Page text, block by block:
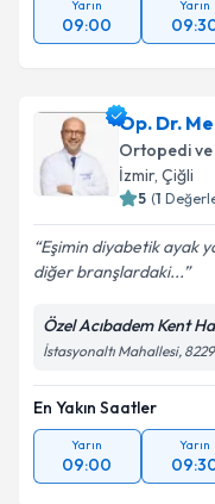
Yarın
09:00
Yarın
Op. Dr.
Ortopedi
İzmir, Çiğli
5 (1
Eşimin diyabetik ayak
diğer branşlardaki...
Özel Acıbadem Kent
İstasyonaltı Mahallesi,
En Yakın Saatler
Yarın
09:00
Yarın